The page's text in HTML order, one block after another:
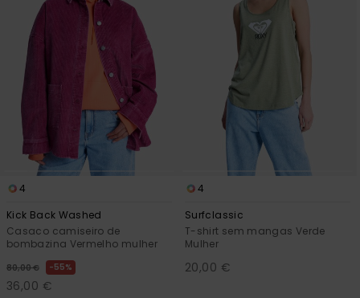
4
Kick Back Washed
Casaco camiseiro de
bombazina Vermelho mulher
80,00 € 55%
36,00 €
4
Surfclassic
T-shirt sem mangas Verde
Mulher
20,00 €